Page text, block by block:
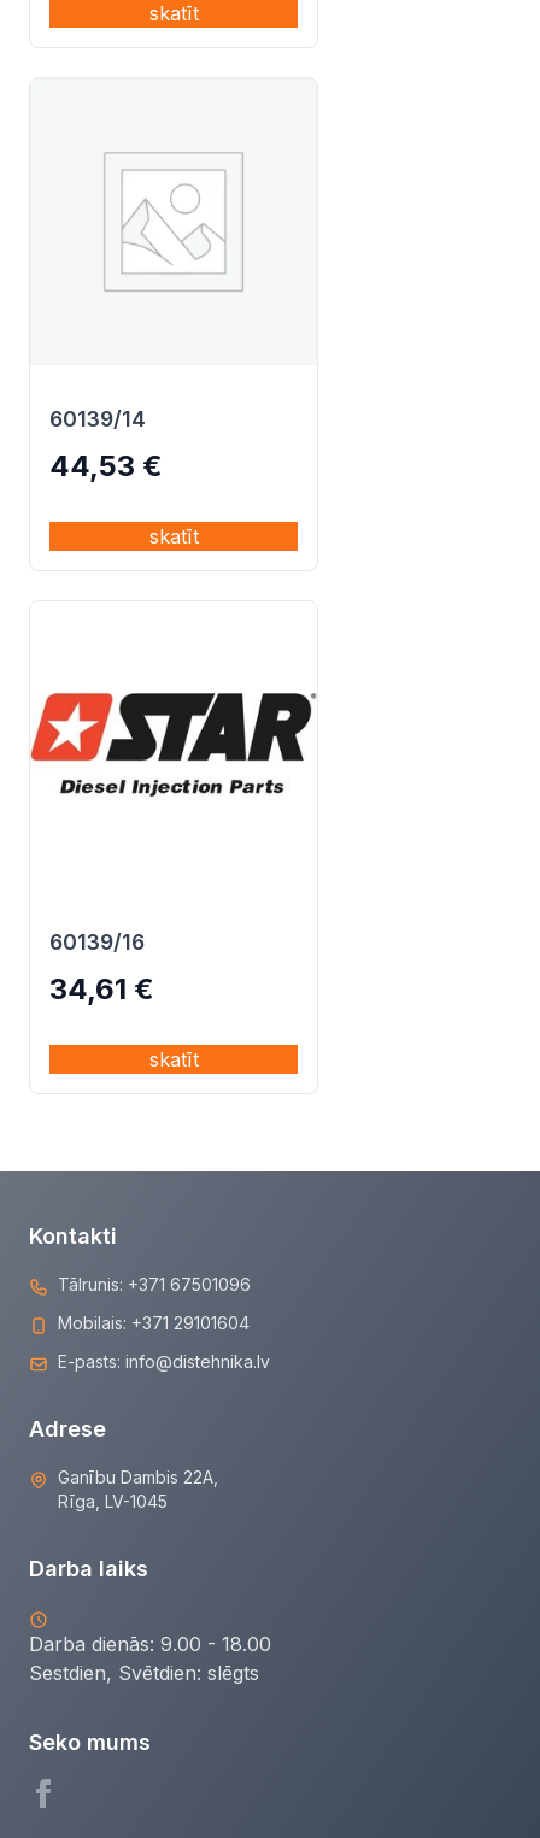
skatīt
60139/14
44,53 €
skatīt
60139/16
34,61 €
skatīt
Kontakti
Tālrunis: +371 67501096
Mobilais: +371 29101604
E-pasts: info@distehnika.lv
Adrese
Ganību Dambis 22A,
Rīga, LV-1045
Darba laiks
Darba dienās: 9.00 - 18.00
Sestdien, Svētdien: slēgts
Seko mums